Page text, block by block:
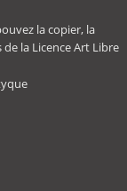
la copier, la
la Licence Art Libre